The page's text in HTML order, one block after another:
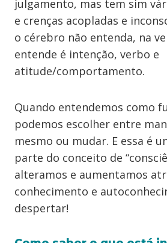
julgamento, mas tem sim
e crenças acopladas e
o cérebro não entenda, na
entende é intenção, verbo e
atitude/comportamento.
Quando entendemos como
podemos escolher entre
mesmo ou mudar. E essa é
parte do conceito de
alteramos e aumentamos
conhecimento e
despertar!